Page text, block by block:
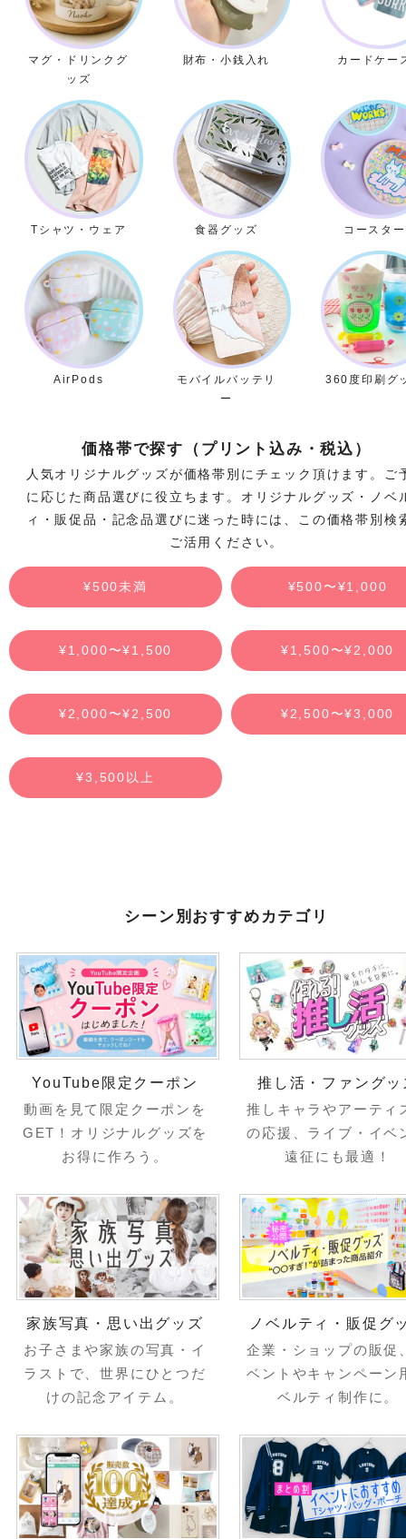
マグ・ドリンクグ
ッズ
財布・小銭入れ カードケー
Tシャツ・ウェア 食器グッズ コースター
AirPods
モバイルバッテリ
ー
360度印刷グ
価格帯で探す（プリント込み・税込）
人気オリジナルグッズが価格帯別にチェック頂けます。ご
に応じた商品選びに役立ちます。オリジナルグッズ・ノベ
ィ・販促品・記念品選びに迷った時には、この価格帯別検
ご活用ください。
¥500未満 ¥500〜¥1,000
¥1,000〜¥1,500 ¥1,500〜¥2,000
¥2,000〜¥2,500 ¥2,500〜¥3,000
¥3,500以上
シーン別おすすめカテゴリ
YouTube限定クーポン
動画を見て限定クーポンを
GET！オリジナルグッズを
お得に作ろう。
推し活・ファングッ
推しキャラやアーティ
の応援、ライブ・イベ
遠征にも最適！
家族写真・思い出グッズ
お子さまや家族の写真・イ
ラストで、世界にひとつだ
けの記念アイテム。
ノベルティ・販促グ
企業・ショップの販促
ベントやキャンペーン
ベルティ制作に。